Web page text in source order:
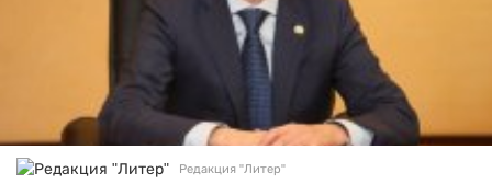
Редакция "Литер"